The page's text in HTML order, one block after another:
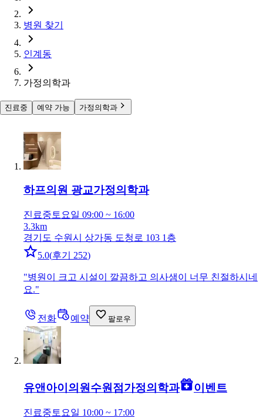
병원 찾기
인계동
가정의학과
진료중 예약 가능 가정의학과
하프의원 광교가정의학과
진료중 토요일 09:00 ~ 16:00
3.3km
경기도 수원시 상가동 도청로 103 1층
5.0(후기 252)
"병원이 크고 시설이 깔끔하고 의사샘이 너무 친절하시네
요."
전화 예약 팔로우
유앤아이의원수원점가정의학과 이벤트
진료중 토요일 10:00 ~ 17:00